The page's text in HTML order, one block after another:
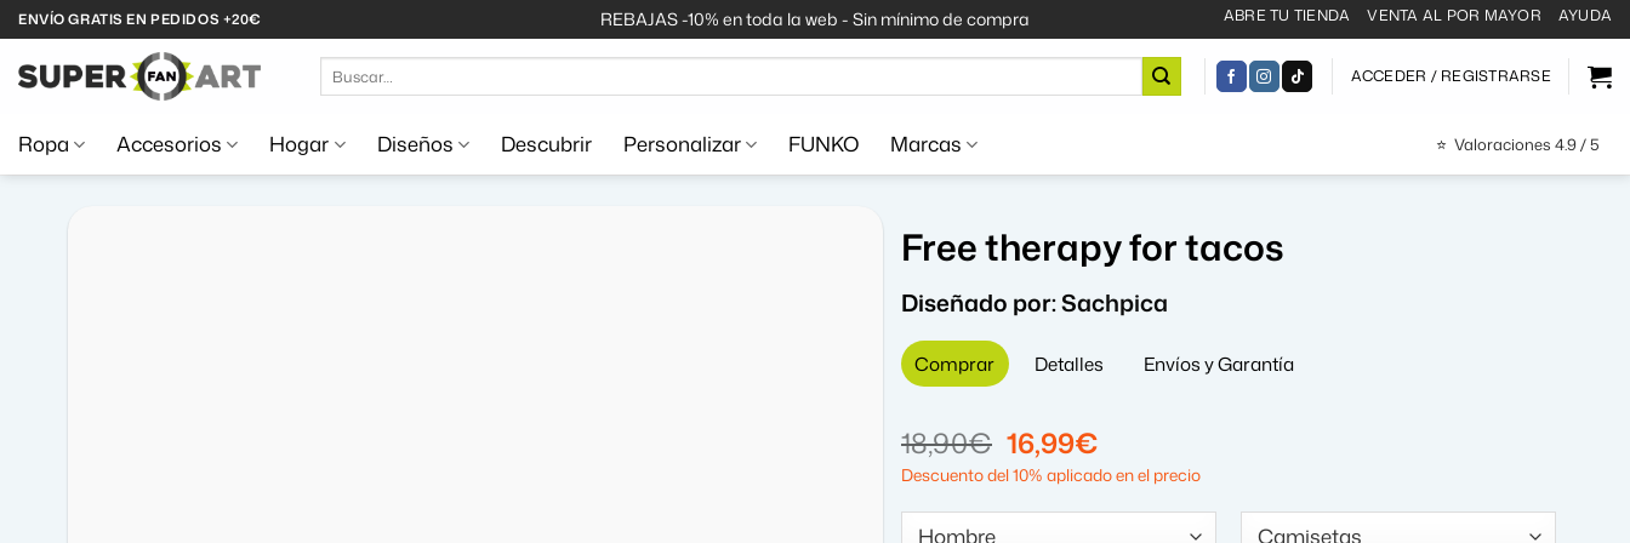
Saltar
al
contenido
ENVÍO GRATIS EN PEDIDOS +20€ REBAJAS -10% en toda la web - Sin mínimo de compra ABRE TU TIENDA VENTA AL POR MAYOR AYUDA
por:
ACCEDER / REGISTRARSE
Ropa Accesorios Hogar Diseños Descubrir Personalizar FUNKO Marcas ⭐ Valoraciones 4.9 / 5
Free therapy for tacos
Diseñado por:Sachpica
Comprar Detalles Envíos y Garantía
18,90€ El
precio
original
era:
16,99€El
precio
actual
es:
Descuento del 10% aplicado en el precio